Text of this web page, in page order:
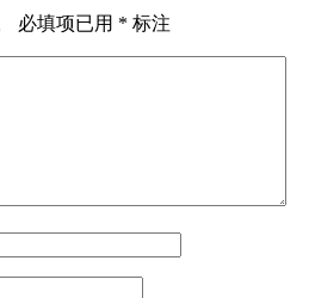
必填项已用 * 标注